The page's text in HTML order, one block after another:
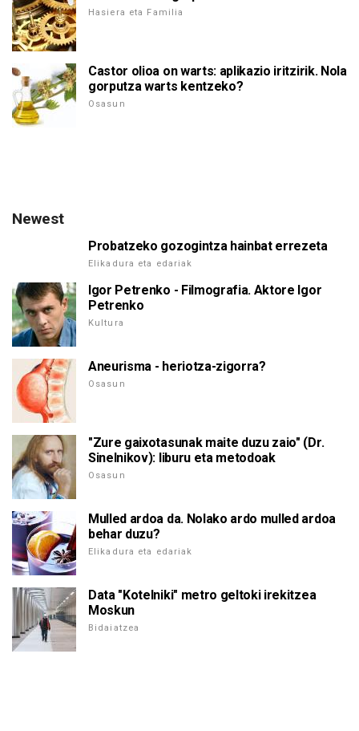
Hasiera eta Familia
Castor olioa on warts: aplikazio iritzirik. Nola
gorputza warts kentzeko?
Osasun
Newest
Probatzeko gozogintza hainbat errezeta
Elikadura eta edariak
Igor Petrenko - Filmografia. Aktore Igor
Petrenko
Kultura
Aneurisma - heriotza-zigorra?
Osasun
"Zure gaixotasunak maite duzu zaio" (Dr.
Sinelnikov): liburu eta metodoak
Osasun
Mulled ardoa da. Nolako ardo mulled ardoa
behar duzu?
Elikadura eta edariak
Data "Kotelniki" metro geltoki irekitzea
Moskun
Bidaiatzea